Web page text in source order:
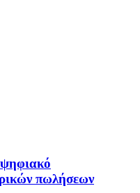
πωλήσεων